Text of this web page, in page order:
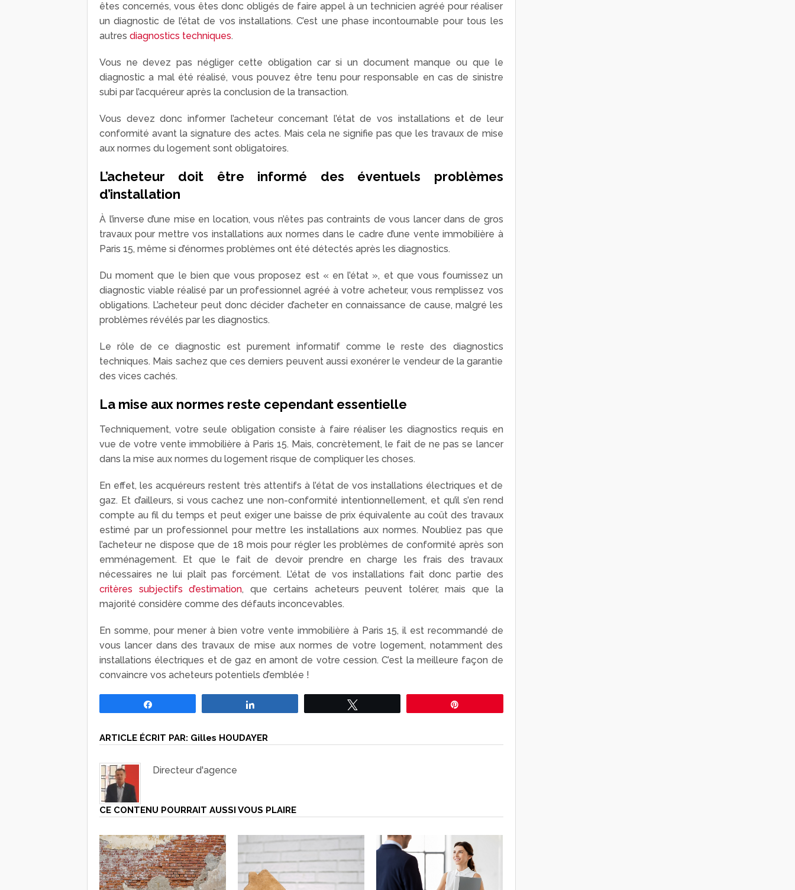
êtes concernés, vous êtes donc obligés de faire appel à un technicien agréé pour réaliser
un diagnostic de l’état de vos installations. C’est une phase incontournable pour tous les
autres diagnostics techniques.
Vous ne devez pas négliger cette obligation car si un document manque ou que le
diagnostic a mal été réalisé, vous pouvez être tenu pour responsable en cas de sinistre
subi par l’acquéreur après la conclusion de la transaction.
Vous devez donc informer l’acheteur concernant l’état de vos installations et de leur
conformité avant la signature des actes. Mais cela ne signifie pas que les travaux de mise
aux normes du logement sont obligatoires.
L’acheteur doit être informé des éventuels problèmes
d’installation
À l’inverse d’une mise en location, vous n’êtes pas contraints de vous lancer dans de gros
travaux pour mettre vos installations aux normes dans le cadre d’une vente immobilière à
Paris 15, même si d’énormes problèmes ont été détectés après les diagnostics.
Du moment que le bien que vous proposez est « en l’état », et que vous fournissez un
diagnostic viable réalisé par un professionnel agréé à votre acheteur, vous remplissez vos
obligations. L’acheteur peut donc décider d’acheter en connaissance de cause, malgré les
problèmes révélés par les diagnostics.
Le rôle de ce diagnostic est purement informatif comme le reste des diagnostics
techniques. Mais sachez que ces derniers peuvent aussi exonérer le vendeur de la garantie
des vices cachés.
La mise aux normes reste cependant essentielle
Techniquement, votre seule obligation consiste à faire réaliser les diagnostics requis en
vue de votre vente immobilière à Paris 15. Mais, concrètement, le fait de ne pas se lancer
dans la mise aux normes du logement risque de compliquer les choses.
En effet, les acquéreurs restent très attentifs à l’état de vos installations électriques et de
gaz. Et d’ailleurs, si vous cachez une non-conformité intentionnellement, et qu’il s’en rend
compte au fil du temps et peut exiger une baisse de prix équivalente au coût des travaux
estimé par un professionnel pour mettre les installations aux normes. N’oubliez pas que
l’acheteur ne dispose que de 18 mois pour régler les problèmes de conformité après son
emménagement. Et que le fait de devoir prendre en charge les frais des travaux
nécessaires ne lui plaît pas forcément. L’état de vos installations fait donc partie des
critères subjectifs d’estimation, que certains acheteurs peuvent tolérer, mais que la
majorité considère comme des défauts inconcevables.
En somme, pour mener à bien votre vente immobilière à Paris 15, il est recommandé de
vous lancer dans des travaux de mise aux normes de votre logement, notamment des
installations électriques et de gaz en amont de votre cession. C’est la meilleure façon de
convaincre vos acheteurs potentiels d’emblée !
ARTICLE ÉCRIT PAR: Gilles HOUDAYER
Directeur d'agence
CE CONTENU POURRAIT AUSSI VOUS PLAIRE